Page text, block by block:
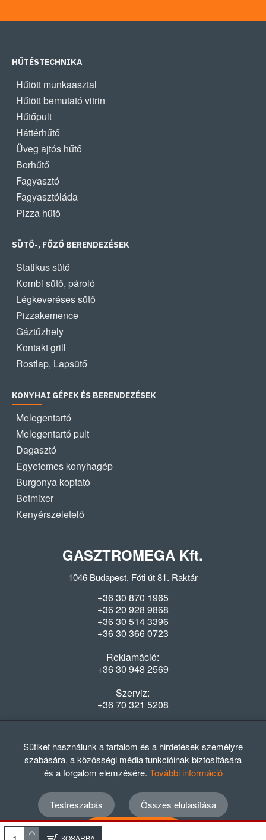
KOSÁRBA
HŰTÉSTECHNIKA
Hűtött munkaasztal
Hűtött bemutató vitrin
Hűtőpult
Háttérhűtő
Üveg ajtós hűtő
Borhűtő
Fagyasztó
Fagyasztóláda
Pizza hűtő
SÜTŐ-, FŐZŐ BERENDEZÉSEK
Statikus sütő
Kombi sütő, pároló
Légkeveréses sütő
Pizzakemence
Gáztűzhely
Kontakt grill
Rostlap, Lapsütő
KONYHAI GÉPEK ÉS BERENDEZÉSEK
Melegentartó
Melegentartó pult
Dagasztó
Egyetemes konyhagép
Burgonya koptató
Botmixer
Kenyérszeletelő
GASZTROMEGA Kft.
1046 Budapest, Fóti út 81. Raktár
+36 30 870 1965
+36 20 928 9868
+36 30 514 3396
+36 30 366 0723
Reklamáció:
+36 30 948 2569
Szerviz:
+36 70 321 5208
Hétfő-Péntek: 08:00-16:30
© 2012 - 2024 GASZTRΩMEGA Kft.
Adatvédelmi szabályzat
ÁSZF
Elállási nyilatkozat
Sütiket használunk a tartalom és a hirdetések személyre
szabására, a közösségi média funkcióinak biztosítására
és a forgalom elemzésére. További információ
Testreszabás
Összes elutasítása
Összes elfogadása